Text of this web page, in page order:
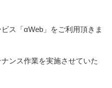
ス「αWeb」をご利用頂きま
ンス作業を実施させていた